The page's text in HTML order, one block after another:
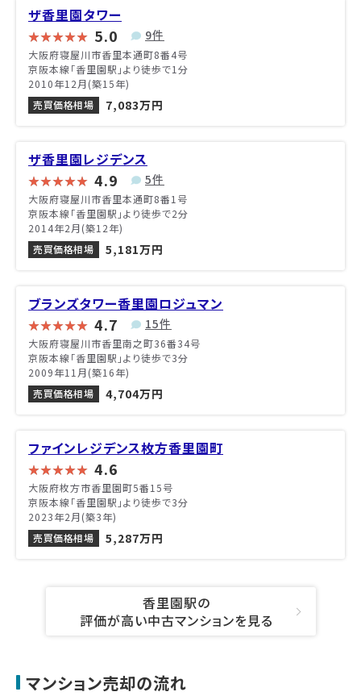
ザ香里園タワー
5.0 9件
大阪府寝屋川市香里本通町8番4号
京阪本線「香里園駅」より徒歩で1分
2010年12月(築15年)
売買価格相場
7,083万円
ザ香里園レジデンス
4.9 5件
大阪府寝屋川市香里本通町8番1号
京阪本線「香里園駅」より徒歩で2分
2014年2月(築12年)
売買価格相場
5,181万円
ブランズタワー香里園ロジュマン
4.7 15件
大阪府寝屋川市香里南之町36番34号
京阪本線「香里園駅」より徒歩で3分
2009年11月(築16年)
売買価格相場
4,704万円
ファインレジデンス枚方香里園町
4.6
大阪府枚方市香里園町5番15号
京阪本線「香里園駅」より徒歩で3分
2023年2月(築3年)
売買価格相場
5,287万円
香里園駅の
評価が高い中古マンションを見る
マンション売却の流れ